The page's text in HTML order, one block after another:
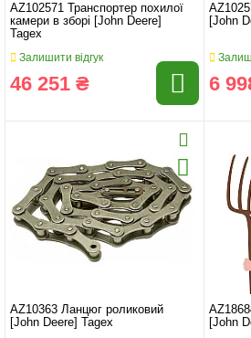
AZ102571 Транспортер похилої
камери в зборі [John Deere]
Tagex
Залишити відгук
46 251 ₴
[John
6
AZ10363 Ланцюг роликовий
[John Deere] Tagex
[John